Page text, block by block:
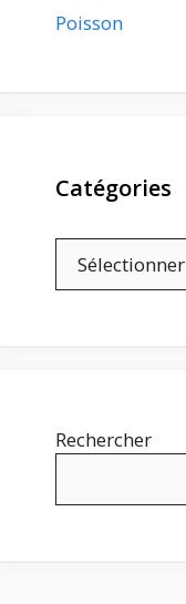
Poisson
Catégories
Rechercher